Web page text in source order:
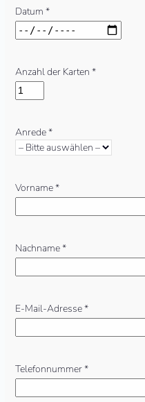
Datum *
Anzahl der Karten *
Anrede *
Vorname *
Nachname *
E-Mail-Adresse *
Telefonnummer *